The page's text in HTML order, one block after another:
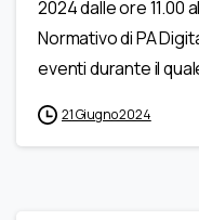
2024 dalle ore 11.00
Normativo di PA
eventi durante il
21 Giugno 2024